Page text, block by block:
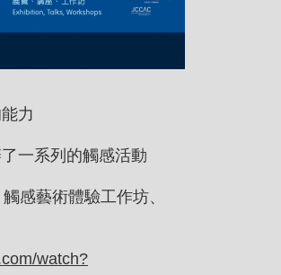
力
一系列的觸感活動
感藝術體驗工作坊、
watch?